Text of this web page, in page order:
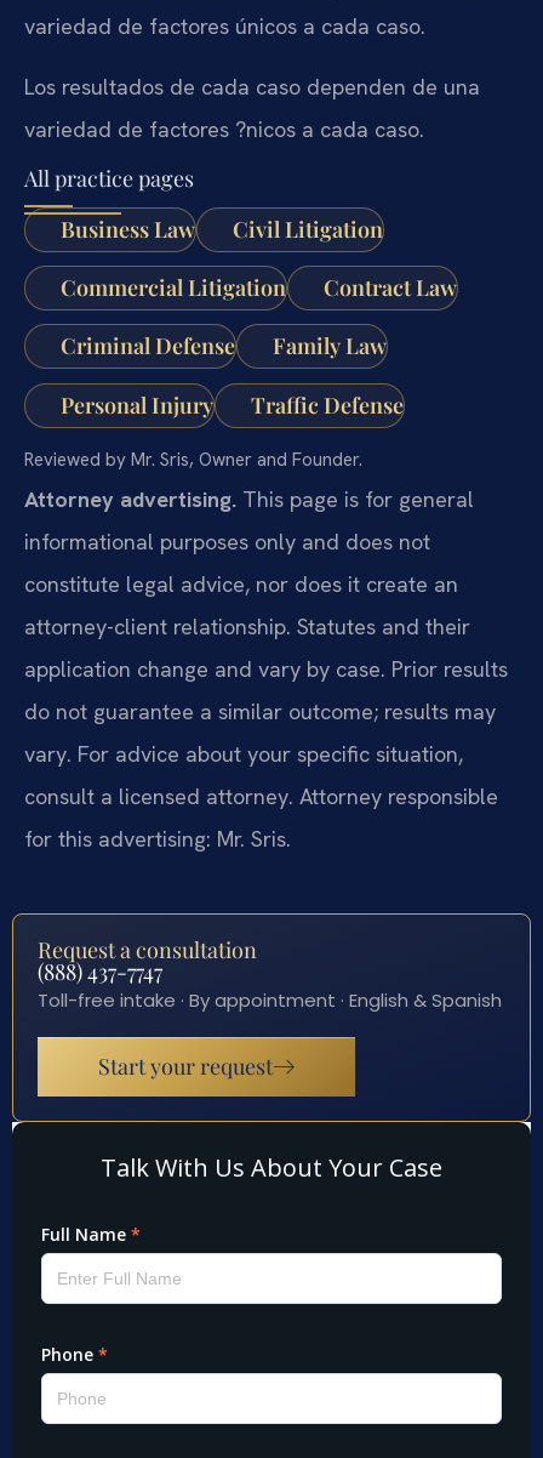
variedad de factores únicos a cada caso.
Los resultados de cada caso dependen de una
variedad de factores ?nicos a cada caso.
All practice pages
Business Law
Civil Litigation
Commercial Litigation Contract Law
Criminal Defense Family Law
Personal Injury Traffic Defense
Reviewed by Mr. Sris, Owner and Founder.
Attorney advertising. This page is for general
informational purposes only and does not
constitute legal advice, nor does it create an
attorney-client relationship. Statutes and their
application change and vary by case. Prior results
do not guarantee a similar outcome; results may
vary. For advice about your specific situation,
consult a licensed attorney. Attorney responsible
for this advertising: Mr. Sris.
Request a consultation
(888) 437-7747
Toll-free intake · By appointment · English & Spanish
Start your request